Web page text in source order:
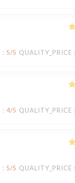
: 5/5 QUALITY_PRICE
: 4/5 QUALITY_PRICE
: 5/5 QUALITY_PRICE